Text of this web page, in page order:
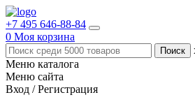
+7 495 646-88-84
0 Моя корзина
Меню каталога
Меню сайта
Вход / Регистрация